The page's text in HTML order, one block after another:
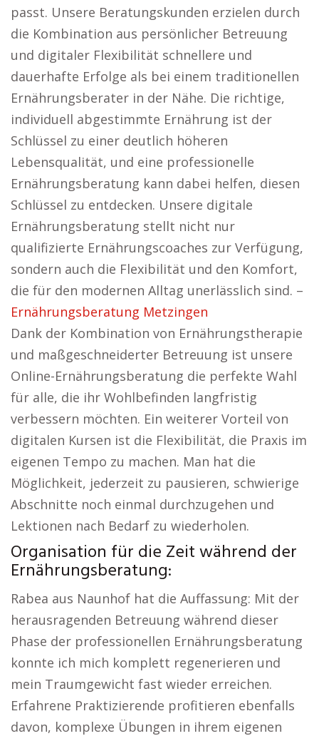
passt. Unsere Beratungskunden erzielen durch
die Kombination aus persönlicher Betreuung
und digitaler Flexibilität schnellere und
dauerhafte Erfolge als bei einem traditionellen
Ernährungsberater in der Nähe. Die richtige,
individuell abgestimmte Ernährung ist der
Schlüssel zu einer deutlich höheren
Lebensqualität, und eine professionelle
Ernährungsberatung kann dabei helfen, diesen
Schlüssel zu entdecken. Unsere digitale
Ernährungsberatung stellt nicht nur
qualifizierte Ernährungscoaches zur Verfügung,
sondern auch die Flexibilität und den Komfort,
die für den modernen Alltag unerlässlich sind. –
Ernährungsberatung Metzingen
Dank der Kombination von Ernährungstherapie
und maßgeschneiderter Betreuung ist unsere
Online-Ernährungsberatung die perfekte Wahl
für alle, die ihr Wohlbefinden langfristig
verbessern möchten. Ein weiterer Vorteil von
digitalen Kursen ist die Flexibilität, die Praxis im
eigenen Tempo zu machen. Man hat die
Möglichkeit, jederzeit zu pausieren, schwierige
Abschnitte noch einmal durchzugehen und
Lektionen nach Bedarf zu wiederholen.
Organisation für die Zeit während der
Ernährungsberatung:
Rabea aus Naunhof hat die Auffassung: Mit der
herausragenden Betreuung während dieser
Phase der professionellen Ernährungsberatung
konnte ich mich komplett regenerieren und
mein Traumgewicht fast wieder erreichen.
Erfahrene Praktizierende profitieren ebenfalls
davon, komplexe Übungen in ihrem eigenen